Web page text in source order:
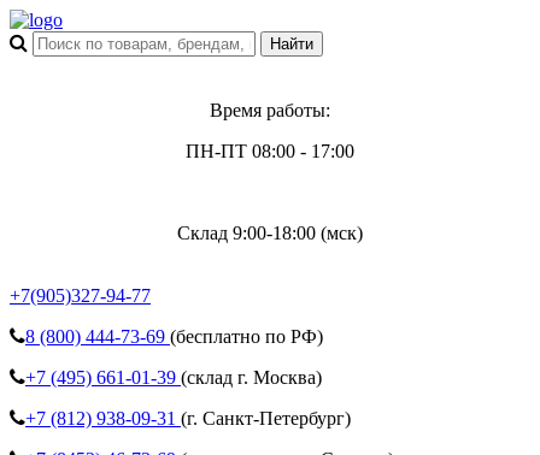
Время работы:
ПН-ПТ 08:00 - 17:00
Склад 9:00-18:00 (мск)
+7(905)327-94-77
8 (800) 444-73-69 (бесплатно по РФ)
+7 (495) 661-01-39 (склад г. Москва)
+7 (812) 938-09-31 (г. Санкт-Петербург)